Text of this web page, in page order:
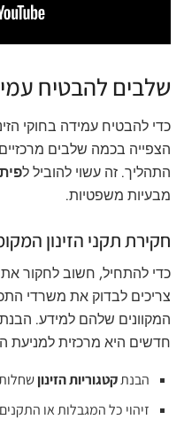
שלבים להבטיח
כדי להבטיח עמידה בחוקי
הצפייה בכמה שלבים
התהליך. זה עשוי להוביל ל
מבעיות משפטיות.
חקירת תקני הזינון
כדי להתחיל, חשוב לחקור את
צריכים לבדוק את משרדי
המקוונים שלהם למידע. הבנת
חדשים היא מרכזית
הבנתקטגוריות הזינון
זיהוי כל המגבלות או